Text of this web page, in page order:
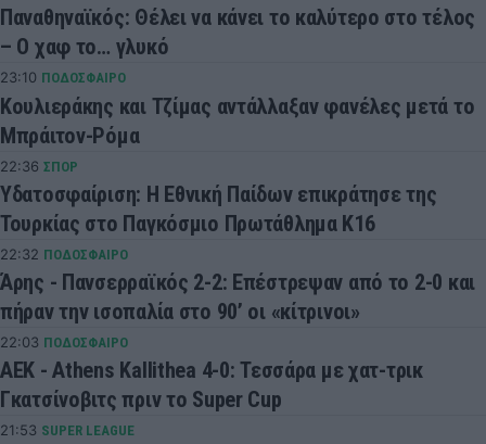
Παναθηναϊκός: Θέλει να κάνει το καλύτερο στο τέλος
– Ο χαφ το… γλυκό
23:10 ΠΟΔΟΣΦΑΙΡΟ
Κουλιεράκης και Τζίμας αντάλλαξαν φανέλες μετά το
Μπράιτον-Ρόμα
22:36 ΣΠΟΡ
Υδατοσφαίριση: Η Εθνική Παίδων επικράτησε της
Τουρκίας στο Παγκόσμιο Πρωτάθλημα Κ16
22:32 ΠΟΔΟΣΦΑΙΡΟ
Άρης - Πανσερραϊκός 2-2: Επέστρεψαν από το 2-0 και
πήραν την ισοπαλία στο 90’ οι «κίτρινοι»
22:03 ΠΟΔΟΣΦΑΙΡΟ
ΑΕΚ - Athens Kallithea 4-0: Τεσσάρα με χατ-τρικ
Γκατσίνοβιτς πριν το Super Cup
21:53 SUPER LEAGUE